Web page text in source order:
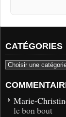
CATÉGORIES
Marie-
le bon bout